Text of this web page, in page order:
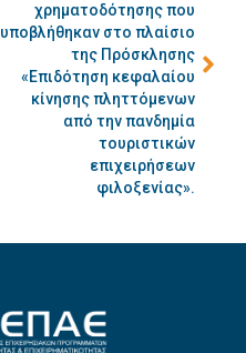
χρηματοδότησης που
υποβλήθηκαν στο πλαίσιο
της Πρόσκλησης
«Επιδότηση κεφαλαίου
κίνησης πληττόμενων
από την πανδημία
τουριστικών
επιχειρήσεων
φιλοξενίας».